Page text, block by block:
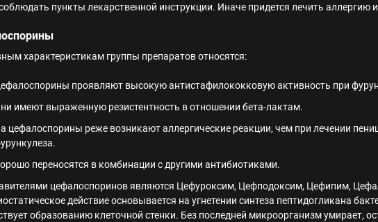
пункты лекарственной инструкции. Иначе придется лечить аллергию
характеристикам группы препаратов относятся:
проявляют высокую антистафилококковую активность при
имеют выраженную резистентность в отношении бета-лактам.
цефалоспорины реже возникают аллергические реакции, чем при лечении
переносятся в комбинации с другими антибиотиками.
цефалоспоринов являются Цефуроксим, Цефподоксим, Цефипим,
действие основывается на угнетении синтеза пептидогликана
образованию клеточной стенки. Без последней микроорганизм умирает,